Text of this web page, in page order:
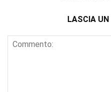
LASCIA